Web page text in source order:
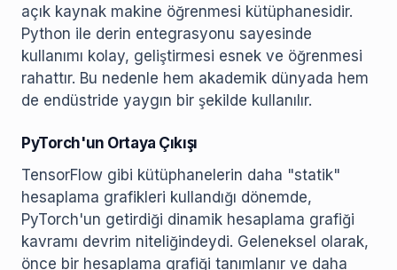
açık kaynak makine öğrenmesi kütüphanesidir.
Python ile derin entegrasyonu sayesinde
kullanımı kolay, geliştirmesi esnek ve öğrenmesi
rahattır. Bu nedenle hem akademik dünyada hem
de endüstride yaygın bir şekilde kullanılır.
PyTorch'un Ortaya Çıkışı
TensorFlow gibi kütüphanelerin daha "statik"
hesaplama grafikleri kullandığı dönemde,
PyTorch'un getirdiği dinamik hesaplama grafiği
kavramı devrim niteliğindeydi. Geleneksel olarak,
önce bir hesaplama grafiği tanımlanır ve daha